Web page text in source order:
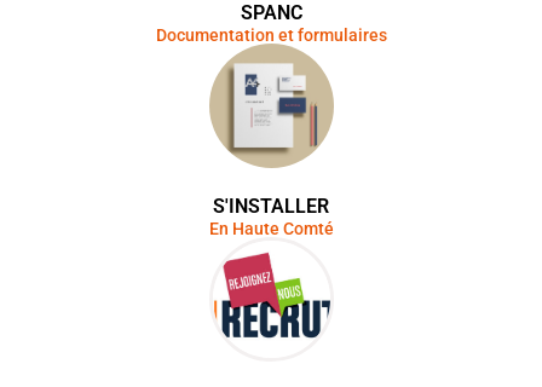
SPANC
Documentation et formulaires
S'INSTALLER
En Haute Comté